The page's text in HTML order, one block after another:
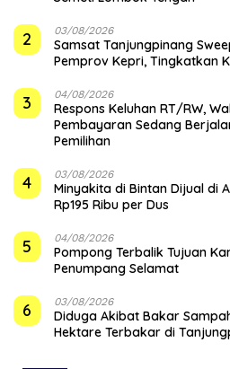
2 03/08/2026
Samsat Tanjungpinang
Pemprov Kepri, Tingkatkan
3 04/08/2026
‎Respons Keluhan RT/RW,
Pembayaran Sedang
Pemilihan
4 03/08/2026
Minyakita di Bintan Dijual di
Rp195 Ribu per Dus
5 04/08/2026
Pompong Terbalik Tujuan
Penumpang Selamat
6 03/08/2026
Diduga Akibat Bakar
Hektare Terbakar di